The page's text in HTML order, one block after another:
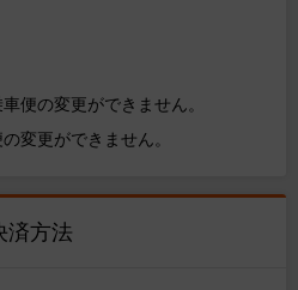
便の変更ができません。
変更ができません。
済方法